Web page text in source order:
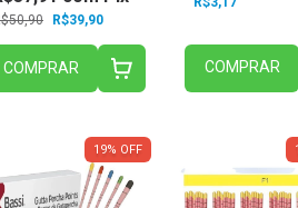
R$39,90
COMPRAR COMPRAR
19% OFF